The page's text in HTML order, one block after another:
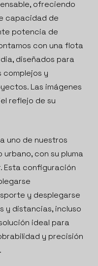
ofreciendo
capacidad de
potencia de
con una flota
diseñados para
complejos y
Las imágenes
reflejo de su
uno de nuestros
urbano, con su pluma
Esta configuración
y desplegarse
y distancias, incluso
ideal para
y precisión